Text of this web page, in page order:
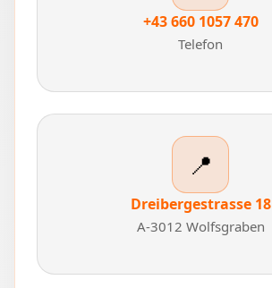
+43 660 1057 470
Telefon
📍
Dreibergestrasse 18
A-3012 Wolfsgraben